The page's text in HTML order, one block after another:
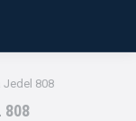
Jedel 808
808